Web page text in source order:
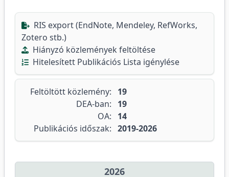
RIS export (EndNote, Mendeley, RefWorks,
Zotero stb.)
Hiányzó közlemények feltöltése
Hitelesített Publikációs Lista igénylése
Feltöltött közlemény:
19
DEA-ban:
19
OA:
14
Publikációs időszak: 2019-2026
2026